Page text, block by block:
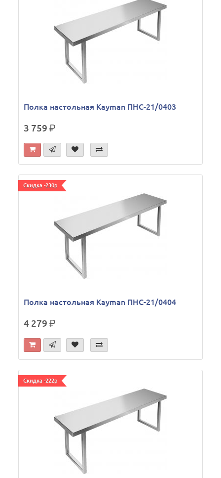
Полка настольная Kayman ПНС-21/0403
3 759р.
Скидка -230р
Полка настольная Kayman ПНС-21/0404
4 279р.
Скидка -222р